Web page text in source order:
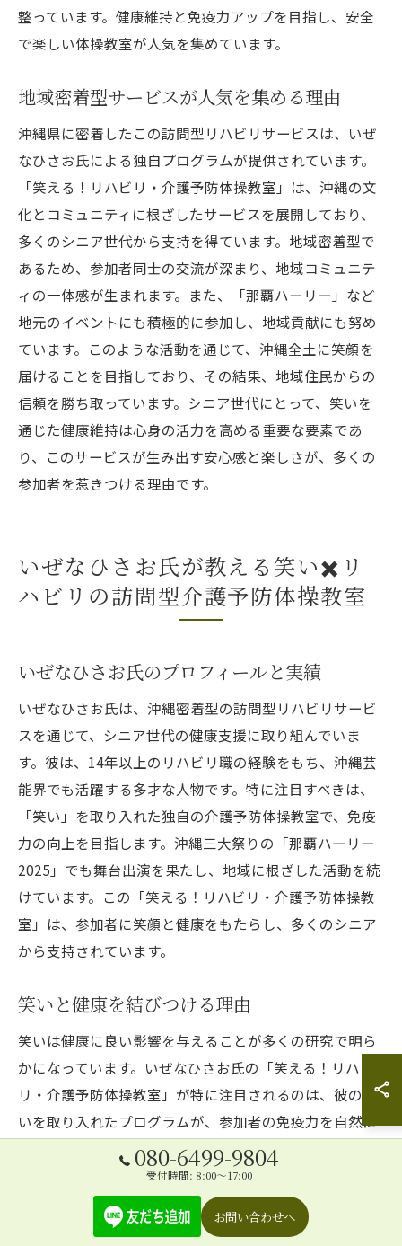
整っています。健康維持と免疫力アップを目指し、安全
で楽しい体操教室が人気を集めています。
地域密着型サービスが人気を集める理由
沖縄県に密着したこの訪問型リハビリサービスは、いぜ
なひさお氏による独自プログラムが提供されています。
「笑える！リハビリ・介護予防体操教室」は、沖縄の文
化とコミュニティに根ざしたサービスを展開しており、
多くのシニア世代から支持を得ています。地域密着型で
あるため、参加者同士の交流が深まり、地域コミュニテ
ィの一体感が生まれます。また、「那覇ハーリー」など
地元のイベントにも積極的に参加し、地域貢献にも努め
ています。このような活動を通じて、沖縄全土に笑顔を
届けることを目指しており、その結果、地域住民からの
信頼を勝ち取っています。シニア世代にとって、笑いを
通じた健康維持は心身の活力を高める重要な要素であ
り、このサービスが生み出す安心感と楽しさが、多くの
参加者を惹きつける理由です。
いぜなひさお氏が教える笑い✖️リ
ハビリの訪問型介護予防体操教室
いぜなひさお氏のプロフィールと実績
いぜなひさお氏は、沖縄密着型の訪問型リハビリサービ
スを通じて、シニア世代の健康支援に取り組んでいま
す。彼は、14年以上のリハビリ職の経験をもち、沖縄芸
能界でも活躍する多才な人物です。特に注目すべきは、
「笑い」を取り入れた独自の介護予防体操教室で、免疫
力の向上を目指します。沖縄三大祭りの「那覇ハーリー
2025」でも舞台出演を果たし、地域に根ざした活動を続
けています。この「笑える！リハビリ・介護予防体操教
室」は、参加者に笑顔と健康をもたらし、多くのシニア
から支持されています。
笑いと健康を結びつける理由
笑いは健康に良い影響を与えることが多くの研究で明ら
かになっています。いぜなひさお氏の「笑える！リハビ
リ・介護予防体操教室」が特に注目されるのは、彼の笑
いを取り入れたプログラムが、参加者の免疫力を自然に
高め、心身の健康を促進するためです。笑うことでスト
レスが軽減され、リラックス効果が得られるため、リハ
ビリの効果がより高まります。さらに、笑いを共有する
ことで、参加者同士の絆が深まり、コミュニティとして
080-6499-9804
受付時間: 8:00～17:00
お問い合わせへ